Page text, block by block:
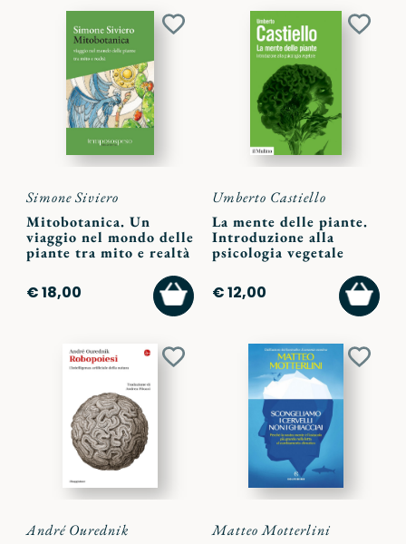
Aggiungi
Simone Siviero
Mitobotanica. Un
viaggio nel mondo delle
piante tra mito e realtà
€ 18,00
AGGIUNGI
AL
CARRELLO
Umberto Castiello
La mente delle piante.
Introduzione alla
psicologia vegetale
€ 12,00
AL
Aggiungi
André Ourednik
Matteo Motterlini